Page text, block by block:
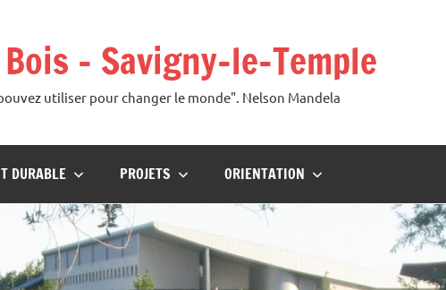
– Savigny-le-Temple
utiliser pour changer le monde". Nelson Mandela
DURABLE PROJETS ORIENTATION